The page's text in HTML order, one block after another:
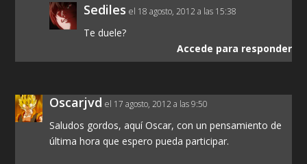
Sediles el 18 agosto, 2012 a las 15:38
Te duele?
Accede para responder
Oscarjvd el 17 agosto, 2012 a las 9:50
Saludos gordos, aquí Oscar, con un pensamiento de
última hora que espero pueda participar.